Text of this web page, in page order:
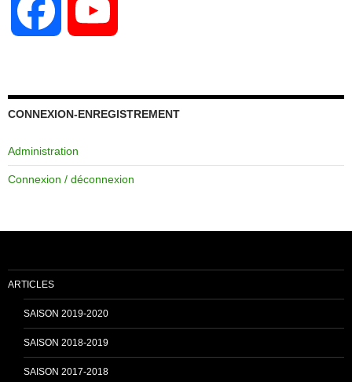
c
o
u
CONNEXION-ENREGISTREMENT
Administration
Connexion / déconnexion
ARTICLES
SAISON 2019-2020
SAISON 2018-2019
SAISON 2017-2018